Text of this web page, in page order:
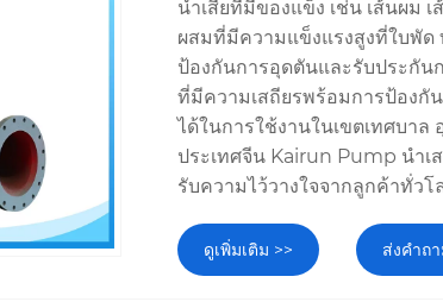
น้ำเสียที่มีของแข็ง เช่น เส้นผม
ผสมที่มีความแข็งแรงสูงที่ใบพัด
ป้องกันการอุดตันและรับประกัน
ที่มีความเสถียรพร้อมการป้องกั
ได้ในการใช้งานในเขตเทศบา
ประเทศจีน Kairun Pump นำ
รับความไว้วางใจจากลูกค้าทั่วโ
ดูเพิ่มเติม >> ส่งคำถ